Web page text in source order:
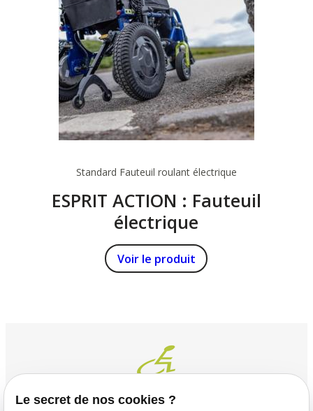
Standard Fauteuil roulant électrique
ESPRIT ACTION : Fauteuil
électrique
Voir le produit
Le secret de nos cookies ?